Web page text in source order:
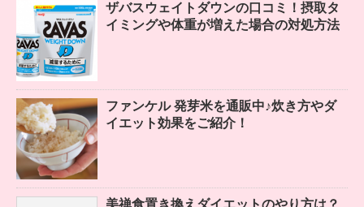
ザバスウェイトダウンの口コミ！摂取タ
イミングや体重が増えた場合の対処方法
ファンケル 発芽米を通販中♪炊き方やダ
イエット効果をご紹介！
美禅食置き換えダイエットのやり方は？